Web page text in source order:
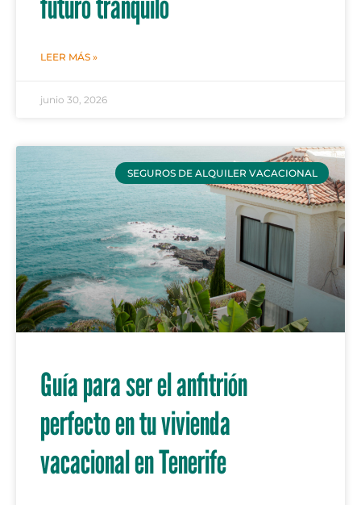
LEER MÁS »
junio 30, 2026
SEGUROS DE ALQUILER VACACIONAL
Guía para ser el anfitrión
perfecto en tu vivienda
vacacional en Tenerife